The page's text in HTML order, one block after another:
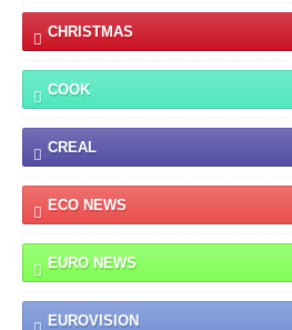
CHRISTMAS
COOK
CREAL
ECO NEWS
EURO NEWS
EUROVISION